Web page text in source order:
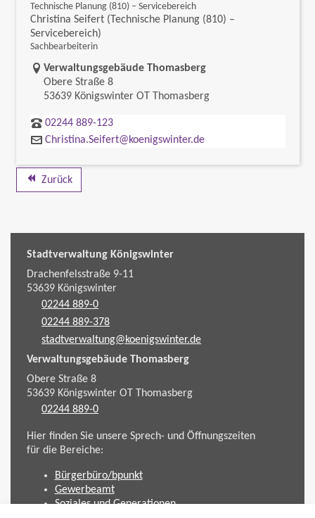
Technische Planung (810) – Servicebereich
Christina Seifert (Technische Planung (810) –
Servicebereich)
Sachbearbeiterin
Link zur Google-Maps Navigation
Verwaltungsgebäude Thomasberg
Obere Straße 8
53639 Königswinter OT Thomasberg
02244 889-123
Christina.Seifert@koenigswinter.de
Zurück
Stadtverwaltung Königswinter
Drachenfelsstraße 9-11
53639Königswinter
02244 889-0
02244 889-378
stadtverwaltung@koenigswinter.de
Verwaltungsgebäude Thomasberg
Obere Straße 8
53639KönigswinterOT Thomasberg
02244 889-0
Hier finden Sie unsere Sprech- und Öffnungszeiten
für die Bereiche:
Bürgerbüro/bpunkt
Gewerbeamt
Soziales und Generationen